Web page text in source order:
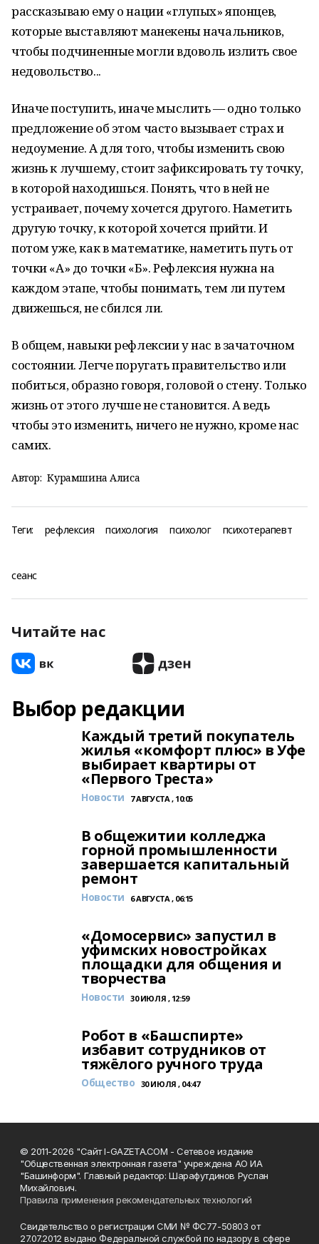
рассказываю ему о нации «глупых» японцев,
которые выставляют манекены начальников,
чтобы подчиненные могли вдоволь излить свое
недовольство...
Иначе поступить, иначе мыслить — одно только
предложение об этом часто вызывает страх и
недоумение. А для того, чтобы изменить свою
жизнь к лучшему, стоит зафиксировать ту точку,
в которой находишься. Понять, что в ней не
устраивает, почему хочется другого. Наметить
другую точку, к которой хочется прийти. И
потом уже, как в математике, наметить путь от
точки «А» до точки «Б». Рефлексия нужна на
каждом этапе, чтобы понимать, тем ли путем
движешься, не сбился ли.
В общем, навыки рефлексии у нас в зачаточном
состоянии. Легче поругать правительство или
побиться, образно говоря, головой о стену. Только
жизнь от этого лучше не становится. А ведь
чтобы это изменить, ничего не нужно, кроме нас
самих.
Автор: Курамшина Алиса
Теги: рефлексия психология психолог психотерапевт
сеанс
Читайте нас
Выбор редакции
Каждый третий покупатель
жилья «комфорт плюс» в Уфе
выбирает квартиры от
«Первого Треста»
Новости 7 АВГУСТА , 10:05
В общежитии колледжа
горной промышленности
завершается капитальный
ремонт
Новости 6 АВГУСТА , 06:15
«Домосервис» запустил в
уфимских новостройках
площадки для общения и
творчества
Новости 30 ИЮЛЯ , 12:59
Робот в «Башспирте»
избавит сотрудников от
тяжёлого ручного труда
Общество 30 ИЮЛЯ , 04:47
© 2011-2026 "Сайт I-GAZETA.COM - Сетевое издание
"Общественная электронная газета" учреждена АО ИА
"Башинформ". Главный редактор: Шарафутдинов Руслан
Михайлович.
Правила применения рекомендательных технологий
Свидетельство о регистрации СМИ № ФС77-50803 от
27.07.2012 выдано Федеральной службой по надзору в сфере